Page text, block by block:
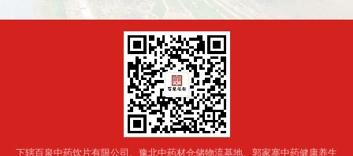
下辖百泉中药饮片有限公司、豫北中药材仓储物流基地、郭家寨中药健康养生